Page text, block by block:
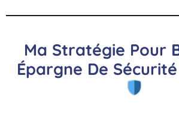
Ma Stratégie Pour
Épargne De